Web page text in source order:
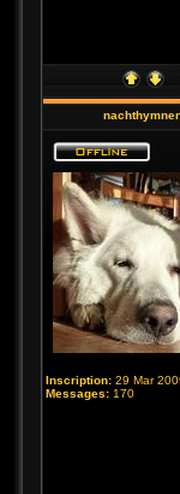
Inscription: 29 Mar
Messages: 170